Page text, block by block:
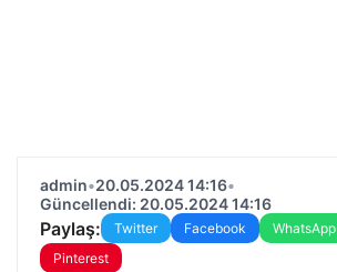
admin•20.05.2024 14:16•
Güncellendi: 20.05.2024 14:16
Paylaş: Twitter Facebook WhatsApp
Pinterest